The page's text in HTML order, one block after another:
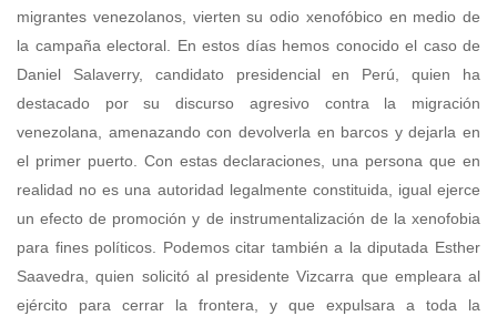
migrantes venezolanos, vierten su odio xenofóbico en medio de
la campaña electoral. En estos días hemos conocido el caso de
Daniel Salaverry, candidato presidencial en Perú, quien ha
destacado por su discurso agresivo contra la migración
venezolana, amenazando con devolverla en barcos y dejarla en
el primer puerto. Con estas declaraciones, una persona que en
realidad no es una autoridad legalmente constituida, igual ejerce
un efecto de promoción y de instrumentalización de la xenofobia
para fines políticos. Podemos citar también a la diputada Esther
Saavedra, quien solicitó al presidente Vizcarra que empleara al
ejército para cerrar la frontera, y que expulsara a toda la